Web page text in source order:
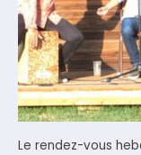
Le rendez-vous